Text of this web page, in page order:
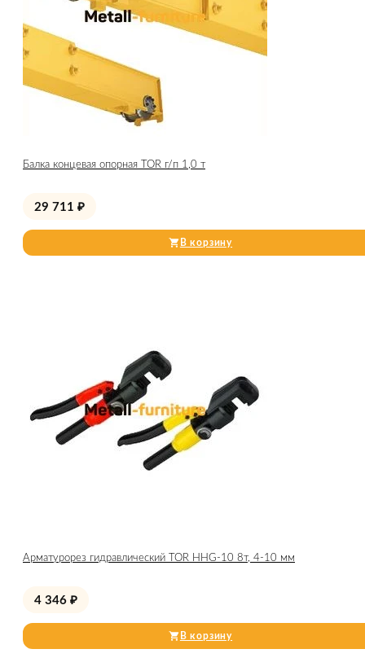
Балка концевая опорная TOR г/п 1,0 т
29 711 ₽
В корзину
Арматурорез гидравлический TOR HHG-10 8т, 4-10 мм
4 346 ₽
В корзину